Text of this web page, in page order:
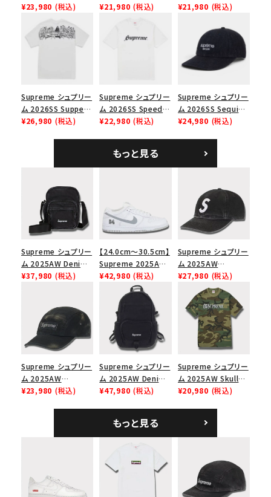
価格から探す
円 ～
円
在庫のない商品を表示する
絞り込んで検索する
Chino Twill Camp
Cap ウォッシュド チ
ノツイル キャンプキャ
ップ ブラック
¥23,980 (税込)
Tee スピードTシャツ
¥21,980 (税込)
Box Tee スモールボ
¥21,980 (税込)
Supreme シュプリー
ム 2026SS Supper
Tee サパーTシャツ
¥26,980 (税込)
Supreme シュプリー
ム 2026SS Speed
Tee スピードTシャツ
¥22,980 (税込)
Supreme シュプリー
ム 2026SS Sequin
Denim Classic
シックロゴ 6パネルキ
ャップ ブラック
¥24,980 (税込)
もっと見る
Supreme シュプリー
ム 2025AW Denim
Shoulder Bag デニ
¥37,980 (税込)
【24.0cm～30.5cm】
Supreme 2025AW
Nike SB Dunk Low
ナイキ SB ダンク ロ
ー スニーカー ホワイ
¥42,980 (税込)
Supreme シュプリー
ム 2025AW
Pigment Coated
2-Tone S Logo 6-
Panel Cap ピグメン
トコーテッド 2トーン
エスロゴ 6パネルキャ
ップ ブラック
¥27,980 (税込)
Supreme シュプリー
ム 2025AW
Overdyed Camp
¥23,980 (税込)
Supreme シュプリー
ム 2025AW Denim
Backpack デニム バ
¥47,980 (税込)
Supreme シュプリー
ム 2025AW Skull
Tee スカル Tシャ
¥20,980 (税込)
もっと見る